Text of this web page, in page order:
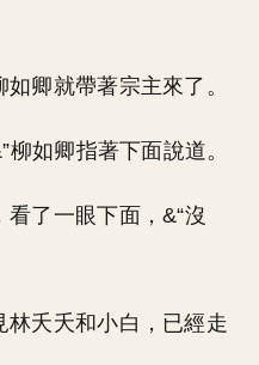
卿就帶著宗主來了。
如卿指著下面說道。
了一眼下面，&“沒
夭夭和小白，已經走